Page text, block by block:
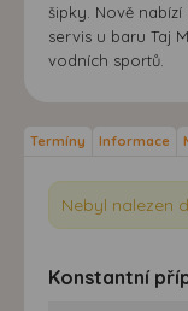
šipky. Nově
servis u baru Taj
vodních sportů.
Termíny Informace
Nebyl nalezen
Konstantní